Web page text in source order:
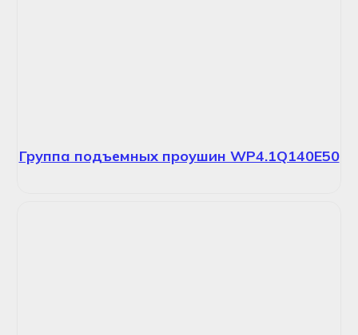
Группа подъемных проушин WP4.1Q140E50